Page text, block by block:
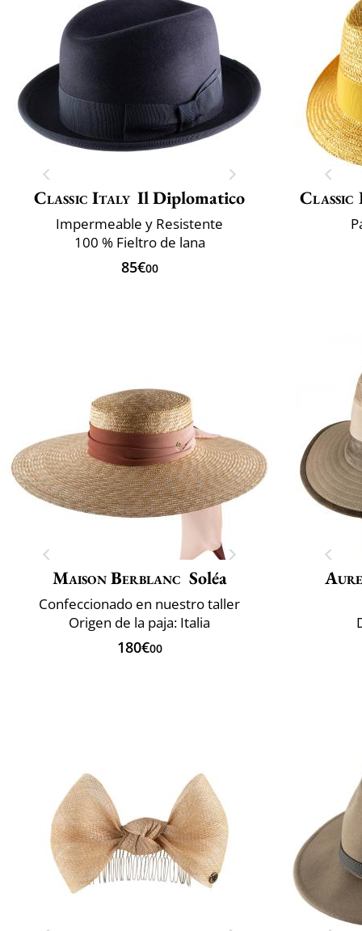
Classic Italy Il Diplomatico
Impermeable y Resistente
100 % Fieltro de lana
85€00
Maison Berblanc Soléa
Confeccionado en nuestro taller
Origen de la paja: Italia
180€00